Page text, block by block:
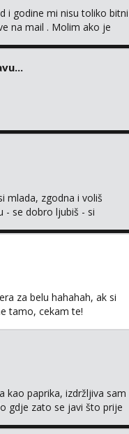
i godine mi nisu toliko bitni
na mail . Molim ako je
mlada, zgodna i voliš
- se dobro ljubiš - si
za belu hahahah, ak si
tamo, cekam te!
kao paprika, izdržljiva sam
gdje zato se javi što prije